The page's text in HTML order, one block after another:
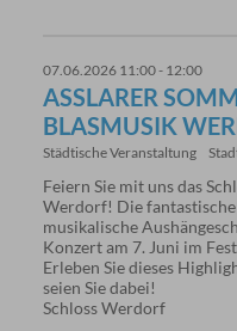
07.06.2026 11:00 - 12:00
ASSLARER
LASMUSIK
Städtische Veranstaltung
Feiern Sie mit uns das
Werdorf! Die
musikalische
Konzert am 7. Juni im
Erleben Sie dieses
seien Sie dabei!
Schloss Werdorf